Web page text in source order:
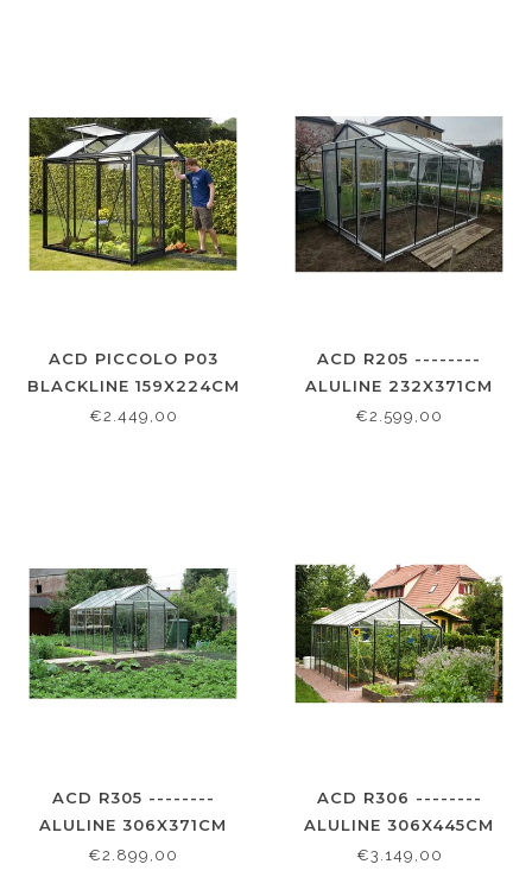
ACD PICCOLO P03
BLACKLINE 159X224CM
€2.449,00
ACD R205 --------
ALULINE 232X371CM
€2.599,00
ACD R305 --------
ALULINE 306X371CM
€2.899,00
ACD R306 --------
ALULINE 306X445CM
€3.149,00